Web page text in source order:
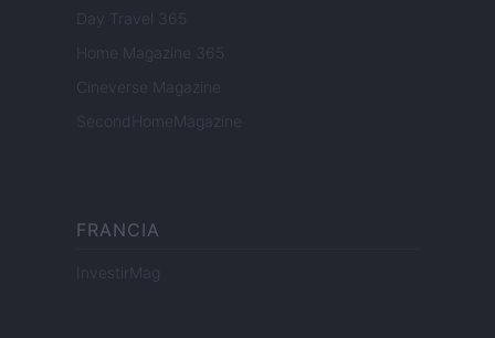
Day Travel 365
Home Magazine 365
Cineverse Magazine
SecondHomeMagazine
FRANCIA
InvestirMag